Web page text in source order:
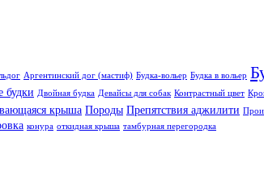
Аргентинский дог (мастиф) Будка-вольер Будка в вольер
будки Двойная будка Девайсы для собак Контрастный цвет
крыша Породы Препятствия аджилити
конура откидная крыша тамбурная перегородка